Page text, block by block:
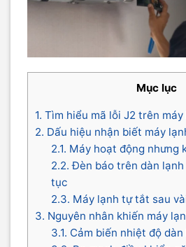
Mục lục
1. Tìm hiểu mã lỗi J2 trên
2. Dấu hiệu nhận biết máy
2.1. Máy hoạt động nhưng
2.2. Đèn báo trên dàn
tục
2.3. Máy lạnh tự tắt sau
3. Nguyên nhân khiến máy
3.1. Cảm biến nhiệt độ